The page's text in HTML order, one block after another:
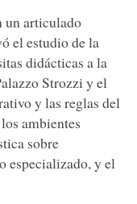
un articulado
el estudio de la
didácticas a la
Strozzi y el
y las reglas del
ambientes
sobre
especializado, y el